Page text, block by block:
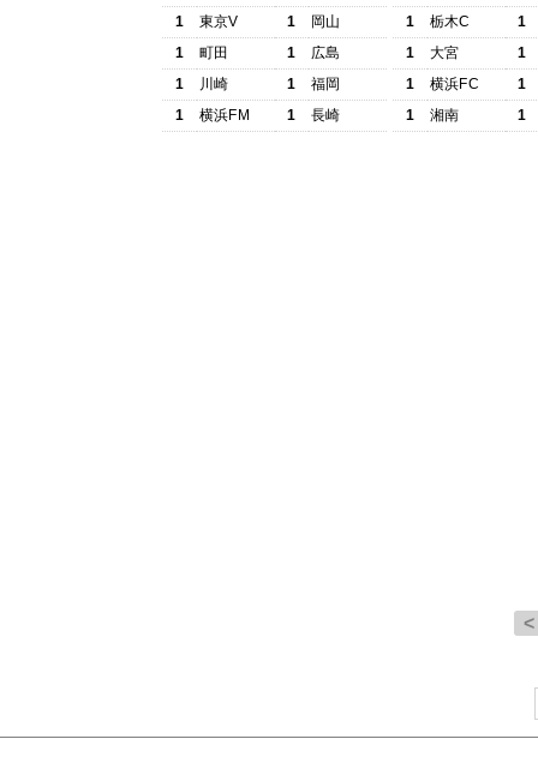
1
東京V 1
岡山
1
町田 1
広島
1
川崎 1
福岡
1
横浜FM 1 長崎
1
栃木C
1
1
大宮
1
1
横浜FC
1
1
湘南 1